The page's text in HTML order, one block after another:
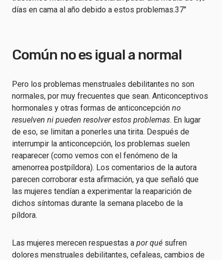
días en cama al año debido a estos problemas.37"
Común no es igual a normal
Pero los problemas menstruales debilitantes no son
normales, por muy frecuentes que sean. Anticonceptivos
hormonales y otras formas de anticoncepción no
resuelven ni pueden resolver estos problemas. En lugar
de eso, se limitan a ponerles una tirita. Después de
interrumpir la anticoncepción, los problemas suelen
reaparecer (como vemos con el fenómeno de la
amenorrea postpíldora). Los comentarios de la autora
parecen corroborar esta afirmación, ya que señaló que
las mujeres tendían a experimentar la reaparición de
dichos síntomas durante la semana placebo de la
píldora.
Las mujeres merecen respuestas a por qué sufren
dolores menstruales debilitantes, cefaleas, cambios de